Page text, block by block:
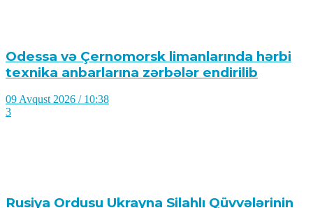
Odessa və Çernomorsk limanlarında hərbi
texnika anbarlarına zərbələr endirilib
09 Avqust 2026 / 10:38
3
Rusiya Ordusu Ukrayna Silahlı Qüvvələrinin